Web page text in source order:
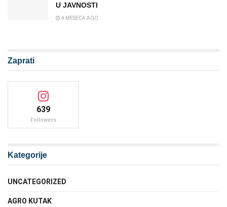
U JAVNOSTI
4 MESECA AGO
Zaprati
639
Followers
Kategorije
UNCATEGORIZED
AGRO KUTAK